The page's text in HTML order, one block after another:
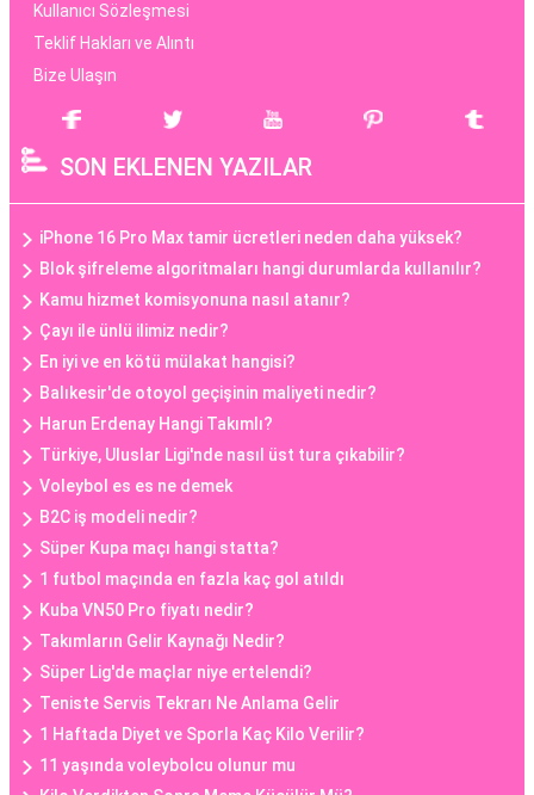
Kullanıcı Sözleşmesi
Teklif Hakları ve Alıntı
Bize Ulaşın
SON EKLENEN YAZILAR
iPhone 16 Pro Max tamir ücretleri neden daha yüksek?
Blok şifreleme algoritmaları hangi durumlarda kullanılır?
Kamu hizmet komisyonuna nasıl atanır?
Çayı ile ünlü ilimiz nedir?
En iyi ve en kötü mülakat hangisi?
Balıkesir'de otoyol geçişinin maliyeti nedir?
Harun Erdenay Hangi Takımlı?
Türkiye, Uluslar Ligi'nde nasıl üst tura çıkabilir?
Voleybol es es ne demek
B2C iş modeli nedir?
Süper Kupa maçı hangi statta?
1 futbol maçında en fazla kaç gol atıldı
Kuba VN50 Pro fiyatı nedir?
Takımların Gelir Kaynağı Nedir?
Süper Lig'de maçlar niye ertelendi?
Teniste Servis Tekrarı Ne Anlama Gelir
1 Haftada Diyet ve Sporla Kaç Kilo Verilir?
11 yaşında voleybolcu olunur mu